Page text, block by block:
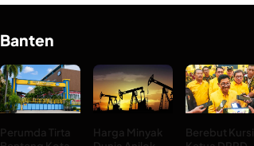
Banten
Perumda Tirta
Harga Minyak
Berebut Kursi